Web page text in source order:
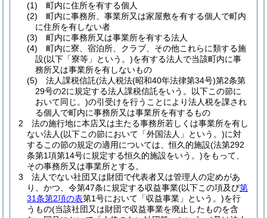
(1)
町内に住所を有する個人
(2)
町内に事務所、事業所又は家屋敷を有する個人で町内
に住所を有しない者
(3)
町内に事務所又は事業所を有する法人
(4)
町内に寮、宿泊所、クラブ、その他これらに類する施
設(以下「寮等」という。)を有する法人で当該町内に事
務所又は事業所を有しないもの
(5)
法人課税信託(法人税法(昭和40年法律第34号)第2条第
29号の2に規定する法人課税信託をいう。以下この節に
おいて同じ。)の引受けを行うことにより法人税を課され
る個人で町内に事務所又は事業所を有するもの
2
法の施行地に本店又は主たる事務所若しくは事業所を有し
ない法人(以下この節において「外国法人」という。)に対
するこの節の規定の適用については、恒久的施設(法第292
条第1項第14号に規定する恒久的施設をいう。)をもって、
その事務所又は事業所とする。
3
法人でない社団又は財団で代表者又は管理人の定めがあ
り、かつ、令第47条に規定する収益事業(以下この項及び第
31条第2項の表第1号において「収益事業」という。)を行
うもの(当該社団又は財団で収益事業を廃止したものを含